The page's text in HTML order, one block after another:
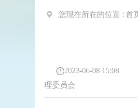
您现在所在的位置 : 首
2023-06-08 15:08 来
理委员会